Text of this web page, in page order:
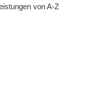
von A-Z